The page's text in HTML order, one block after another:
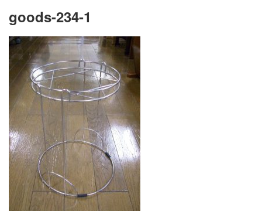
(宿泊)
施設・料金
アクセス
goods-234-1